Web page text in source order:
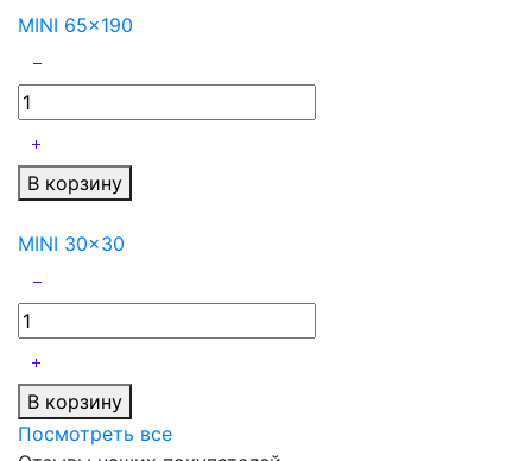
MINI 65x190
В корзину
MINI 30x30
В корзину
Посмотреть все